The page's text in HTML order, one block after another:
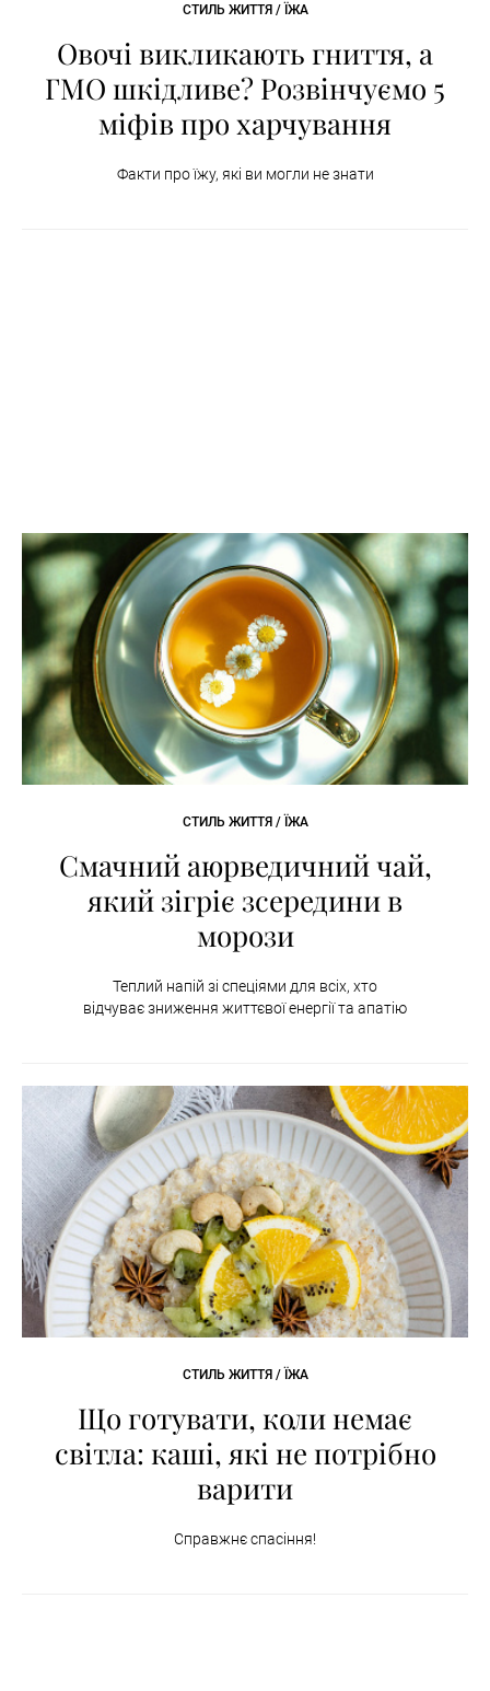
СТИЛЬ ЖИТТЯ / ЇЖА
Овочі викликають гниття, а
ГМО шкідливе? Розвінчуємо 5
міфів про харчування
Факти про їжу, які ви могли не знати
СТИЛЬ ЖИТТЯ / ЇЖА
Смачний аюрведичний чай,
який зігріє зсередини в
морози
Теплий напій зі спеціями для всіх, хто
відчуває зниження життєвої енергії та апатію
СТИЛЬ ЖИТТЯ / ЇЖА
Що готувати, коли немає
світла: каші, які не потрібно
варити
Справжнє спасіння!